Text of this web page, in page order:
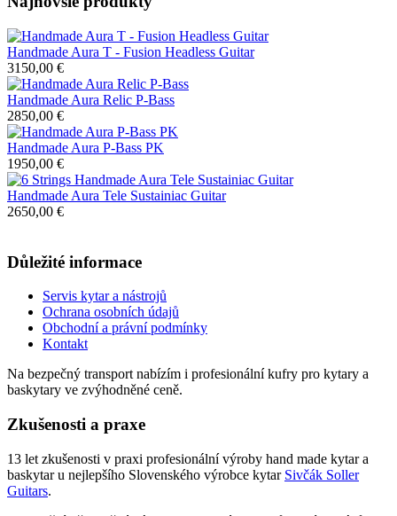
Handmade Aura T - Fusion Headless Guitar
3150,00 €
Handmade Aura Relic P-Bass
2850,00 €
Handmade Aura P-Bass PK
1950,00 €
Handmade Aura Tele Sustainiac Guitar
2650,00 €
Důležité informace
Servis kytar a nástrojů
Ochrana osobních údajů
Obchodní a právní podmínky
Kontakt
Na bezpečný transport nabízím i profesionální kufry pro kytary a
baskytary ve zvýhodněné ceně.
Zkušenosti a praxe
13 let zkušenosti v praxi profesionální výroby hand made kytar a
baskytar u nejlepšího Slovenského výrobce kytar Sivčák Soller
Guitars.